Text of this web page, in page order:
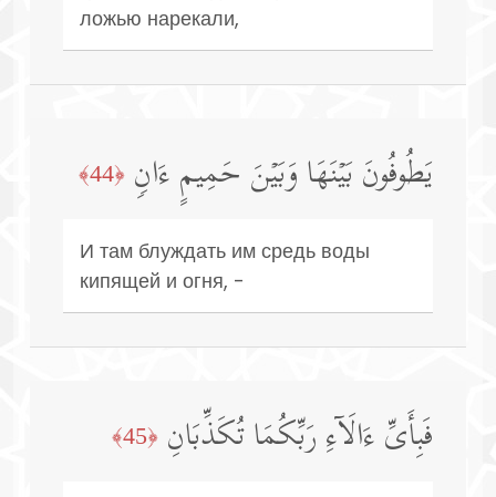
ложью нарекали,
یَطُوفُونَ بَیۡنَهَا وَبَیۡنَ حَمِیمٍ ءَانࣲ ﴿44﴾
И там блуждать им средь воды
кипящей и огня, -
فَبِأَیِّ ءَالَاۤءِ رَبِّكُمَا تُكَذِّبَانِ ﴿45﴾